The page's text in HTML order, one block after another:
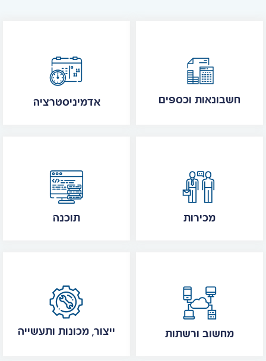
אדמיניסטרציה חשבונאות וכספים
תוכנה מכירות
ייצור, מכונות ותעשייה מחשוב ורשתות